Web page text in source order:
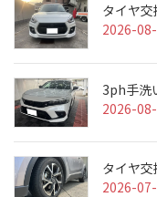
タイヤ
2026-
3ph手洗
2026-
タイヤ
2026-